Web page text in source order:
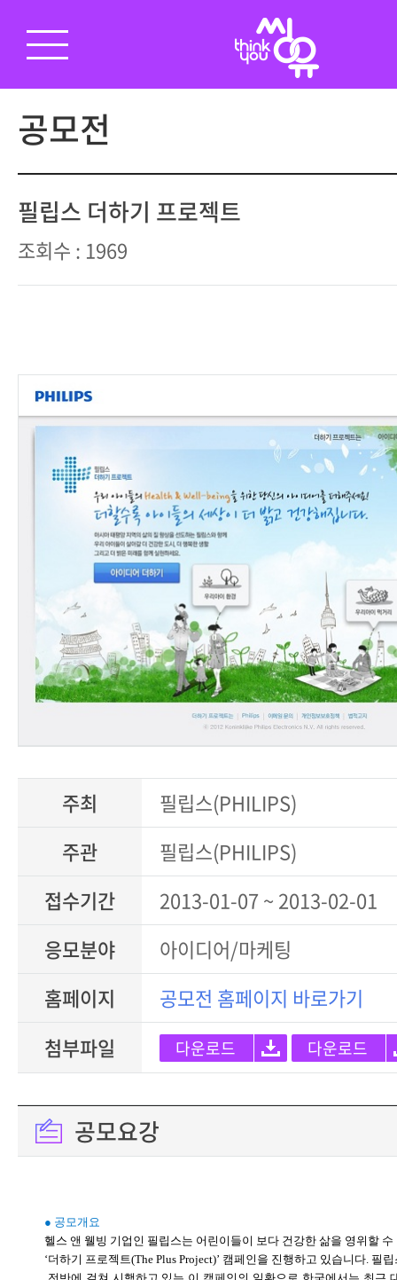
공모전
필립스 더하기 프로젝트
조회수 : 1969
주최
필립스(PHILIPS)
주관
필립스(PHILIPS)
접수기간
2013-01-07 ~ 2013-02-01
응모분야
아이디어/마케팅
홈페이지
공모전 홈페이지 바로가기
첨부파일
다운로드 다운로드
공모요강
● 공모개요
헬스 앤 웰빙 기업인 필립스는 어린이들이 보다 건강한 삶을 영위할
‘더하기 프로젝트(The Plus Project)’ 캠페인을 진행하고 있습니다. 필